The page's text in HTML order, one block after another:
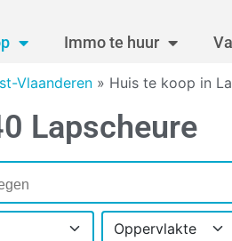
Immo te huur
Vlaanderen » Huis te koop in
Lapscheure
Oppervlakte